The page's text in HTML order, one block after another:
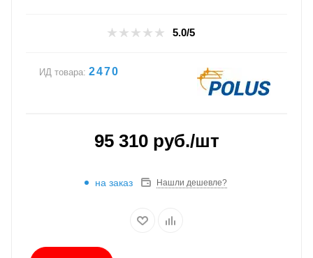
5.0/5
ИД товара: 2470
95 310руб./шт
на заказ Нашли дешевле?